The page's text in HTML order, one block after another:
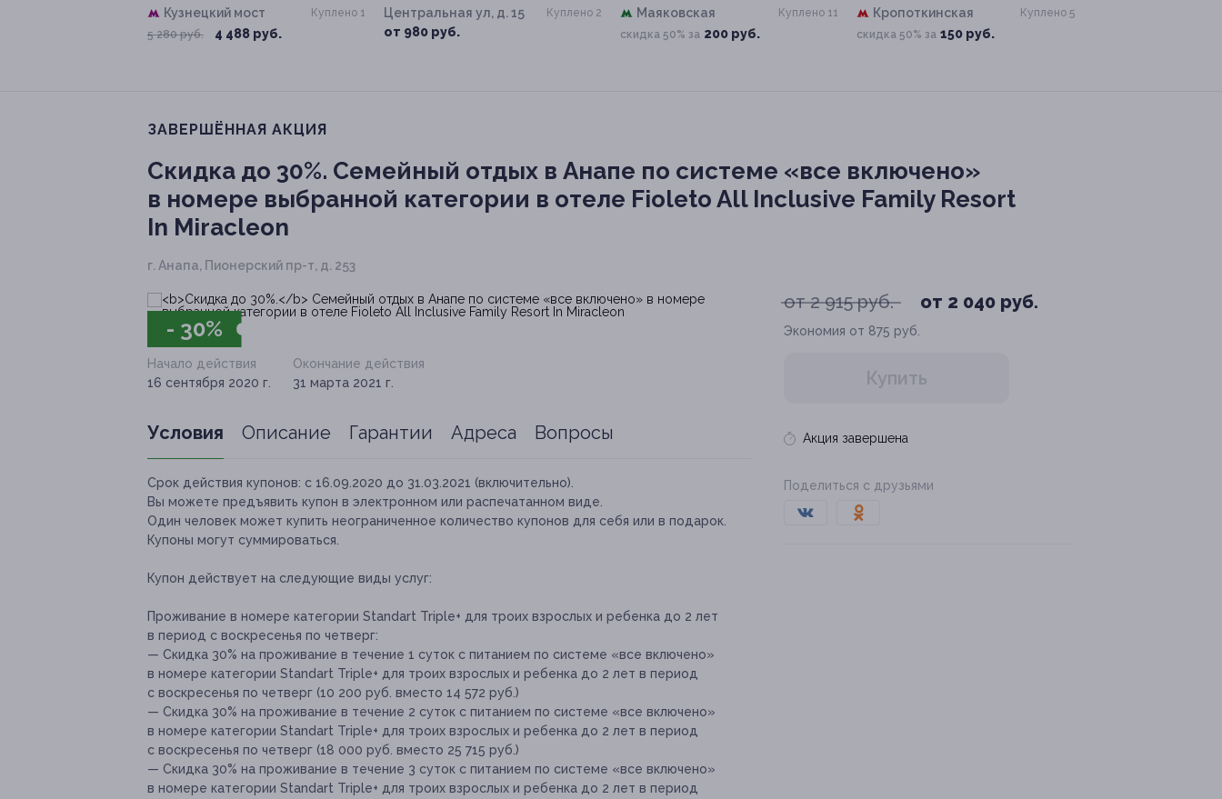
Кузнецкий мост
5 280 руб. 4 488 руб.
Куплено 1
Центральная ул, д. 15
от 980 руб.
Куплено 2
Маяковская
скидка 50% за 200 руб.
Куплено 11
Кропоткинская
скидка 50% за 150 руб.
Куплено 5
ЗАВЕРШЁННАЯ АКЦИЯ
Скидка до 30%. Семейный отдых в Анапе по системе «все включено»
в номере выбранной категории в отеле Fioleto All Inclusive Family Resort
In Miracleon
г. Анапа, Пионерский пр-т, д. 253
- 30%
от 2 915 руб. от 2 040 руб.
Экономия от 875 руб.
Купить
Акция завершена
Поделиться с друзьями
Начало действия
16 сентября 2020 г.
Окончание действия
31 марта 2021 г.
Условия Описание Гарантии Адреса Вопросы
Срок действия купонов: с 16.09.2020 до 31.03.2021 (включительно).
Вы можете предъявить купон в электронном или распечатанном виде.
Один человек может купить неограниченное количество купонов для себя или в подарок.
Купоны могут суммироваться.
Купон действует на следующие виды услуг:
Проживание в номере категории Standart Triple+ для троих взрослых и ребенка до 2 лет
в период с воскресенья по четверг:
— Скидка 30% на проживание в течение 1 суток с питанием по системе «все включено»
в номере категории Standart Triple+ для троих взрослых и ребенка до 2 лет в период
с воскресенья по четверг (10 200 руб. вместо 14 572 руб.)
— Скидка 30% на проживание в течение 2 суток с питанием по системе «все включено»
в номере категории Standart Triple+ для троих взрослых и ребенка до 2 лет в период
с воскресенья по четверг (18 000 руб. вместо 25 715 руб.)
— Скидка 30% на проживание в течение 3 суток с питанием по системе «все включено»
в номере категории Standart Triple+ для троих взрослых и ребенка до 2 лет в период